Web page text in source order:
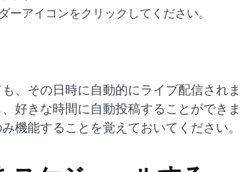
ーアイコンをクリックしてください。
、その日時に自動的にライブ配信されま
好きな時間に自動投稿することができま
機能することを覚えておいてください。